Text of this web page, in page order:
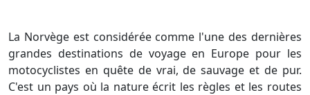
La Norvège est considérée comme l'une des dernières
grandes destinations de voyage en Europe pour les
motocyclistes en quête de vrai, de sauvage et de pur.
C'est un pays où la nature écrit les règles et les routes